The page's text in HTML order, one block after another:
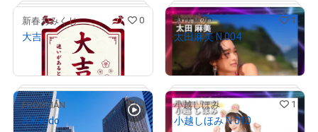
# 500/777 # 67/100
新春おみくじ 0
大吉
1,000
太田麻美 1
太田麻美 N 004
500
FROGMAN 0
A Bando
小越しほみ 1
小越しほみ N 010